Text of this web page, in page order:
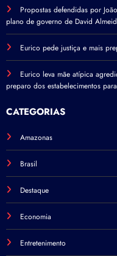
Propostas defendidas por
plano de governo de David
Eurico pede justiça e mais
Eurico leva mãe atípica
preparo dos estabelecimentos
CATEGORIAS
Amazonas
Brasil
Destaque
Economia
Entretenimento